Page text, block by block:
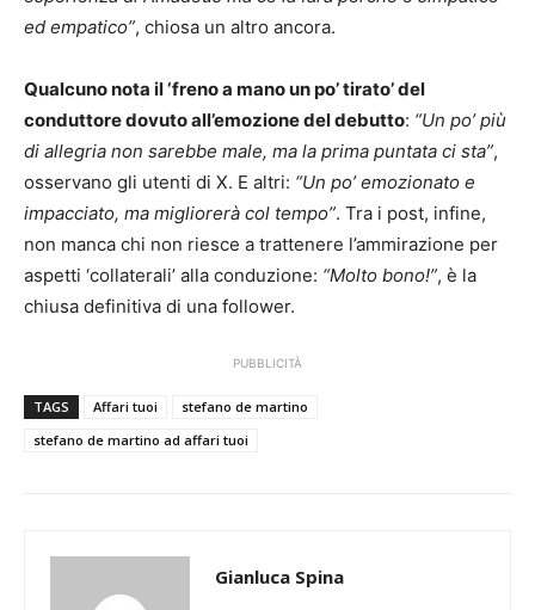
ed empatico”, chiosa un altro ancora.
Qualcuno nota il ‘freno a mano un po’ tirato’ del
conduttore dovuto all’emozione del debutto: “Un po’ più
di allegria non sarebbe male, ma la prima puntata ci sta”,
osservano gli utenti di X. E altri: “Un po’ emozionato e
impacciato, ma migliorerà col tempo”. Tra i post, infine,
non manca chi non riesce a trattenere l’ammirazione per
aspetti ‘collaterali’ alla conduzione: “Molto bono!”, è la
chiusa definitiva di una follower.
PUBBLICITÀ
TAGS Affari tuoi
stefano de martino
stefano de martino ad affari tuoi
Gianluca Spina